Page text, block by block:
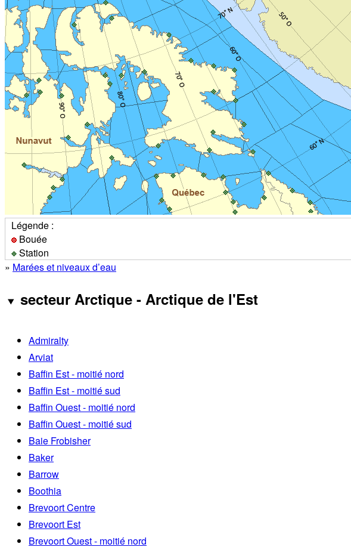
Légende :
Bouée
Station
» Marées et niveaux d’eau
secteur Arctique - Arctique de l'Est
Admiralty
Arviat
Baffin Est - moitié nord
Baffin Est - moitié sud
Baffin Ouest - moitié nord
Baffin Ouest - moitié sud
Baie Frobisher
Baker
Barrow
Boothia
Brevoort Centre
Brevoort Est
Brevoort Ouest - moitié nord